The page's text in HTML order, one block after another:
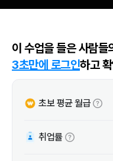
이 수업을 들은 사람들
3초만에 로그인하고
초보 평균 월급
취업률